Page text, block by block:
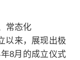
常态化
以来，展现出极
8月的成立仪式